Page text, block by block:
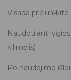
Visada prižiūrėkite
Naudoti ant
kilimėlis).
Po naudojimo